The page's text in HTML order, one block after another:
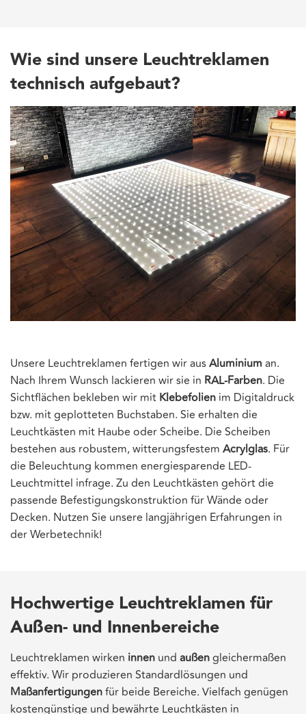
Wie sind unsere Leuchtreklamen
technisch aufgebaut?
Unsere Leuchtreklamen fertigen wir ausAluminium an.
Nach Ihrem Wunsch lackieren wir sie in RAL-Farben. Die
Sichtflächen bekleben wir mit Klebefolien im Digitaldruck
bzw. mit geplotteten Buchstaben. Sie erhalten die
Leuchtkästen mit Haube oder Scheibe. Die Scheiben
bestehen aus robustem, witterungsfestem Acrylglas. Für
die Beleuchtung kommen energiesparende LED-
Leuchtmittel infrage. Zu den Leuchtkästen gehört die
passende Befestigungskonstruktion für Wände oder
Decken. Nutzen Sie unsere langjährigen Erfahrungen in
der Werbetechnik!
Hochwertige Leuchtreklamen für
Außen- und Innenbereiche
Leuchtreklamen wirken innen und außengleichermaßen
effektiv. Wir produzieren Standardlösungen und
Maßanfertigungenfür beide Bereiche. Vielfach genügen
kostengünstige und bewährte Leuchtkästen in